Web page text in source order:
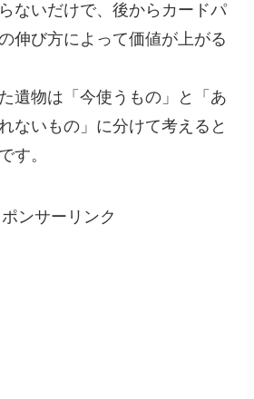
ないだけで、後からカードパ
伸び方によって価値が上がる
遺物は「今使うもの」と「あ
ないもの」に分けて考えると
す。
ポンサーリンク